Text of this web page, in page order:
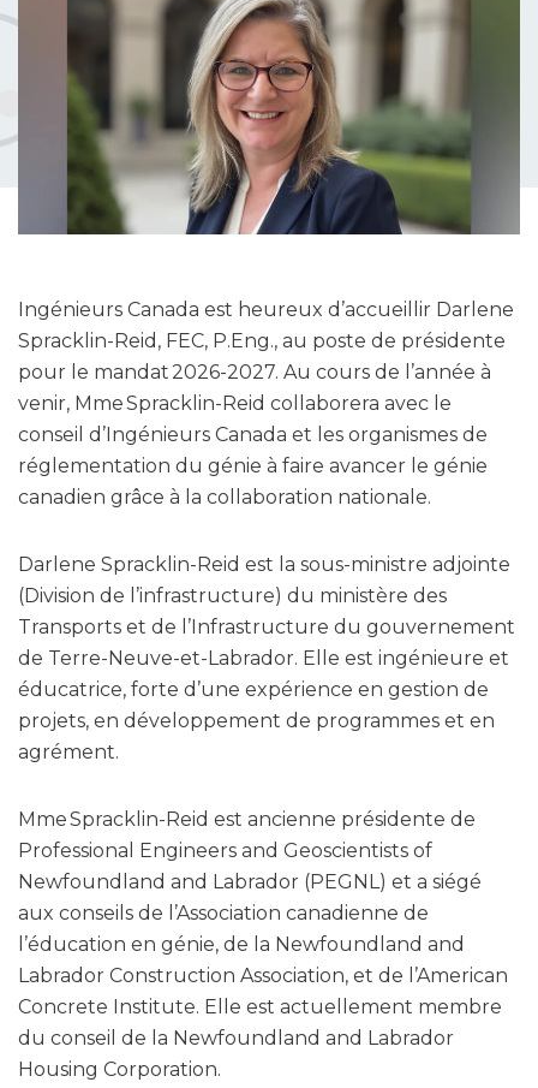
Ingénieurs Canada est heureux d’accueillir Darlene
Spracklin-Reid, FEC, P.Eng., au poste de présidente
pour le mandat 2026-2027. Au cours de l’année à
venir, Mme Spracklin-Reid collaborera avec le
conseil d’Ingénieurs Canada et les organismes de
réglementation du génie à faire avancer le génie
canadien grâce à la collaboration nationale.
Darlene Spracklin-Reid est la sous-ministre adjointe
(Division de l’infrastructure) du ministère des
Transports et de l’Infrastructure du gouvernement
de Terre-Neuve-et-Labrador. Elle est ingénieure et
éducatrice, forte d’une expérience en gestion de
projets, en développement de programmes et en
agrément.
Mme Spracklin-Reid est ancienne présidente de
Professional Engineers and Geoscientists of
Newfoundland and Labrador (PEGNL) et a siégé
aux conseils de l’Association canadienne de
l’éducation en génie, de la Newfoundland and
Labrador Construction Association, et de l’American
Concrete Institute. Elle est actuellement membre
du conseil de la Newfoundland and Labrador
Housing Corporation.